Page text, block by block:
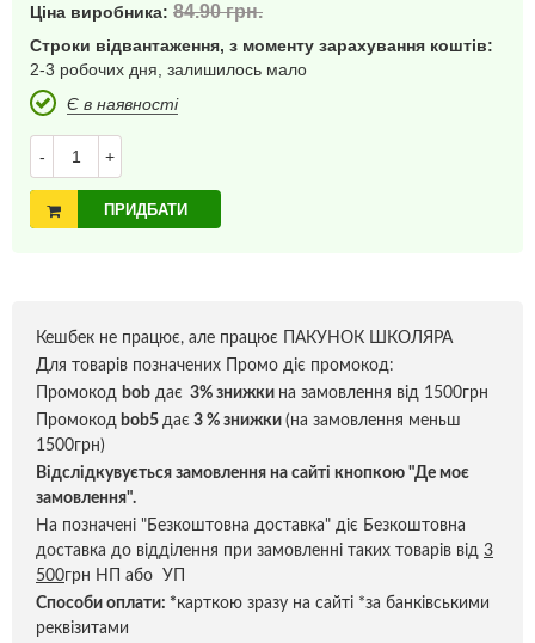
Ціна виробника: 84.90грн.
Строки відвантаження, з моменту зарахування коштів:
2-3 робочих дня, залишилось мало
Є в наявності
- +
ПРИДБАТИ
Кешбек не працює, але працює ПАКУНОК ШКОЛЯРА
Для товарів позначених Промо діє промокод:
Промокод bob дає 3% знижки на замовлення від 1500грн
Промокод bob5 дає 3 % знижки (на замовлення меньш
1500грн)
Відслідкувується замовлення на сайті кнопкою "Де моє
замовлення".
На позначені "Безкоштовна доставка" діє Безкоштовна
доставка до відділення при замовленні таких товарів від 3
500грн НП або УП
Способи оплати: *карткою зразу на сайті *за банківськими
реквізитами